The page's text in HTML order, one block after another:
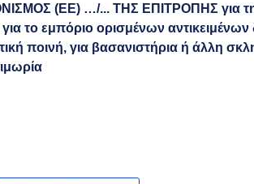
(ΕΕ) …/... ΤΗΣ ΕΠΙΤΡΟΠΗΣ για
το εμπόριο ορισμένων
ποινή, για βασανιστήρια ή άλλη